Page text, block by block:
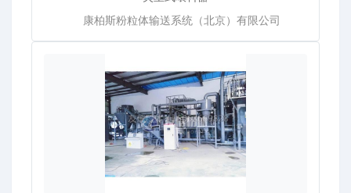
康柏斯粉粒体输送系统（北京）有限公司